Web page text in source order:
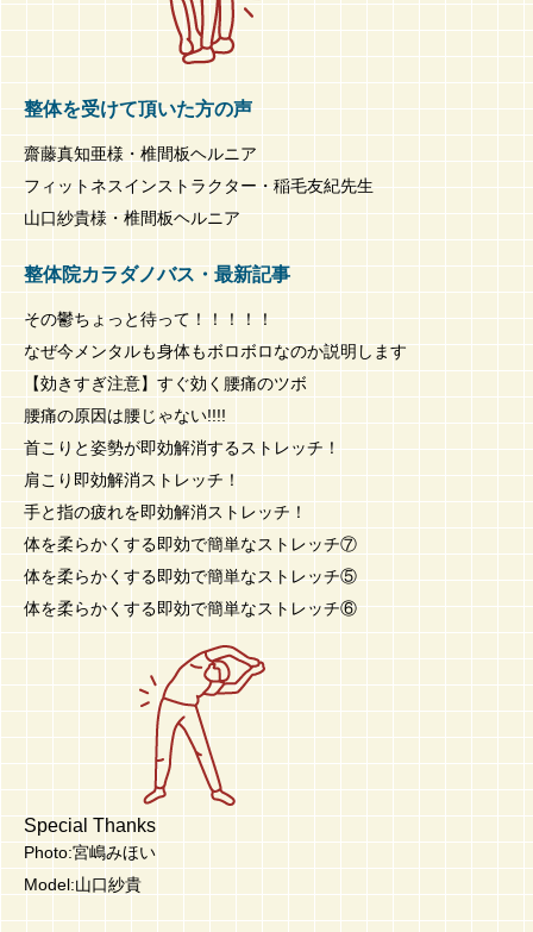
整体を受けて頂いた方の声
齋藤真知亜様・椎間板ヘルニア
フィットネスインストラクター・稲毛友紀先生
山口紗貴様・椎間板ヘルニア
整体院カラダノバス・最新記事
その鬱ちょっと待って！！！！！
なぜ今メンタルも身体もボロボロなのか説明します
【効きすぎ注意】すぐ効く腰痛のツボ
腰痛の原因は腰じゃない!!!!
首こりと姿勢が即効解消するストレッチ！
肩こり即効解消ストレッチ！
手と指の疲れを即効解消ストレッチ！
体を柔らかくする即効で簡単なストレッチ⑦
体を柔らかくする即効で簡単なストレッチ⑤
体を柔らかくする即効で簡単なストレッチ⑥
Special Thanks
Photo:宮嶋みほい
Model:山口紗貴